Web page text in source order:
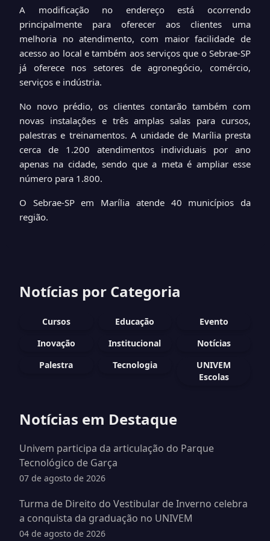
A modificação no endereço está ocorrendo
principalmente para oferecer aos clientes uma
melhoria no atendimento, com maior facilidade de
acesso ao local e também aos serviços que o Sebrae-SP
já oferece nos setores de agronegócio, comércio,
serviços e indústria.
No novo prédio, os clientes contarão também com
novas instalações e três amplas salas para cursos,
palestras e treinamentos. A unidade de Marília presta
cerca de 1.200 atendimentos individuais por ano
apenas na cidade, sendo que a meta é ampliar esse
número para 1.800.
O Sebrae-SP em Marília atende 40 municípios da
região.
Notícias por Categoria
Cursos Educação
Evento
Inovação
Institucional
Notícias
Palestra
Tecnologia
UNIVEM
Escolas
Notícias em Destaque
Univem participa da articulação do Parque
Tecnológico de Garça
07 de agosto de 2026
Turma de Direito do Vestibular de Inverno celebra
a conquista da graduação no UNIVEM
04 de agosto de 2026